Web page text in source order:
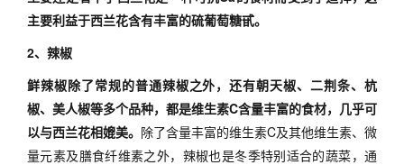
主要利益于西兰花含有丰富的硫葡萄糖甙。
2、辣椒
鲜辣椒除了常规的普通辣椒之外，还有朝天椒、二荆条、杭
椒、美人椒等多个品种，都是维生素C含量丰富的食材，几乎可
以与西兰花相媲美。 除了含量丰富的维生素C及其他维生素、微
量元素及膳食纤维素之外，辣椒也是冬季特别适合的蔬菜，通